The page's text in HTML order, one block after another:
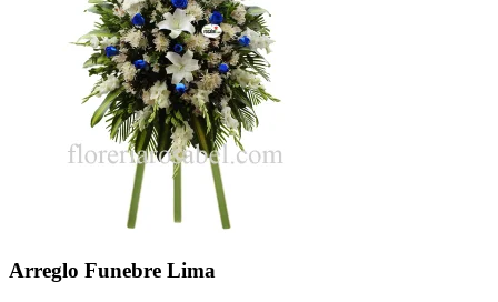
Arreglo Funebre Lima